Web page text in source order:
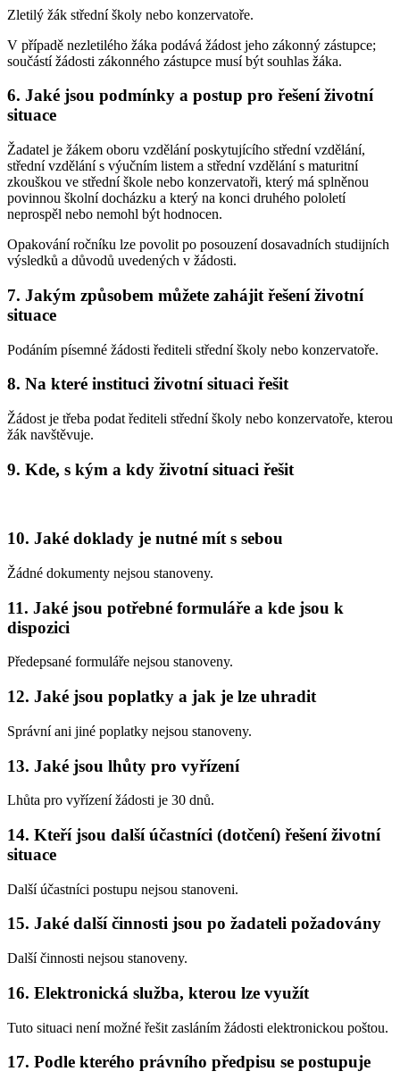
Zletilý žák střední školy nebo konzervatoře.
V případě nezletilého žáka podává žádost jeho zákonný zástupce;
součástí žádosti zákonného zástupce musí být souhlas žáka.
6. Jaké jsou podmínky a postup pro řešení životní
situace
Žadatel je žákem oboru vzdělání poskytujícího střední vzdělání,
střední vzdělání s výučním listem a střední vzdělání s maturitní
zkouškou ve střední škole nebo konzervatoři, který má splněnou
povinnou školní docházku a který na konci druhého pololetí
neprospěl nebo nemohl být hodnocen.
Opakování ročníku lze povolit po posouzení dosavadních studijních
výsledků a důvodů uvedených v žádosti.
7. Jakým způsobem můžete zahájit řešení životní
situace
Podáním písemné žádosti řediteli střední školy nebo konzervatoře.
8. Na které instituci životní situaci řešit
Žádost je třeba podat řediteli střední školy nebo konzervatoře, kterou
žák navštěvuje.
9. Kde, s kým a kdy životní situaci řešit
10. Jaké doklady je nutné mít s sebou
Žádné dokumenty nejsou stanoveny.
11. Jaké jsou potřebné formuláře a kde jsou k
dispozici
Předepsané formuláře nejsou stanoveny.
12. Jaké jsou poplatky a jak je lze uhradit
Správní ani jiné poplatky nejsou stanoveny.
13. Jaké jsou lhůty pro vyřízení
Lhůta pro vyřízení žádosti je 30 dnů.
14. Kteří jsou další účastníci (dotčení) řešení životní
situace
Další účastníci postupu nejsou stanoveni.
15. Jaké další činnosti jsou po žadateli požadovány
Další činnosti nejsou stanoveny.
16. Elektronická služba, kterou lze využít
Tuto situaci není možné řešit zasláním žádosti elektronickou poštou.
17. Podle kterého právního předpisu se postupuje